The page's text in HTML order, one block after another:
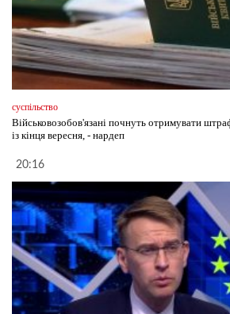
суспільство
Військовозобов'язані почнуть отримувати
із кінця вересня, - нардеп
20:16